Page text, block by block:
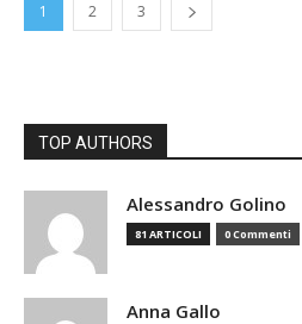
1 2 3
TOP AUTHORS
Alessandro Golino
81 ARTICOLI 0 Commenti
Anna Gallo